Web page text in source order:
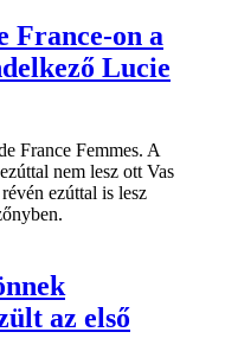
France-on a
Lucie
France Femmes. A
nem lesz ott Vas
ezúttal is lesz
az első